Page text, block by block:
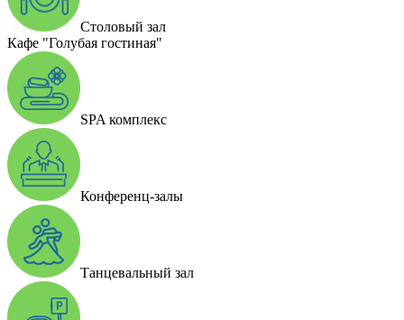
Столовый зал
Кафе "Голубая гостиная"
SPA комплекс
Конференц-залы
Танцевальный зал